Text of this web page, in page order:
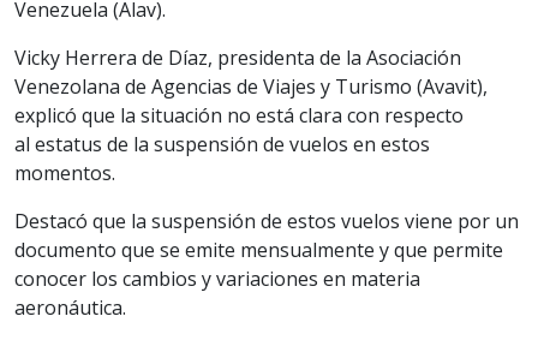
Venezuela (Alav).
Vicky Herrera de Díaz, presidenta de la Asociación
Venezolana de Agencias de Viajes y Turismo (Avavit),
explicó que la situación no está clara con respecto
al estatus de la suspensión de vuelos en estos
momentos.
Destacó que la suspensión de estos vuelos viene por un
documento que se emite mensualmente y que permite
conocer los cambios y variaciones en materia
aeronáutica.